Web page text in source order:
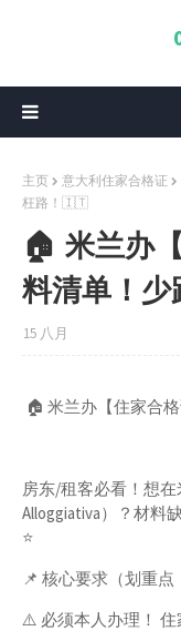
主页 意大利住家合格证
枉路！🇮🇹
🏠 米兰办
料清单！
15 八月
🏠 米兰办【住家合
房东/租客必看！想
Alloggiativa）？材料
⭐️
📌 核心要求（划重点
⚠️ 必须本人办理！ 住